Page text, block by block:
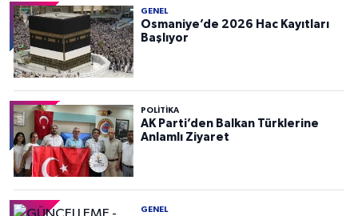
GENEL
Osmaniye’de 2026 Hac Kayıtları
Başlıyor
POLITIKA
AK Parti’den Balkan Türklerine
Anlamlı Ziyaret
GENEL